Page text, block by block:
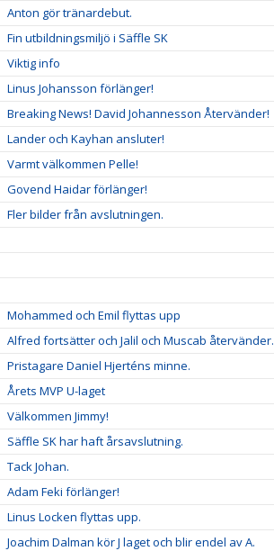
Anton gör tränardebut.
Fin utbildningsmiljö i Säffle SK
Viktig info
Linus Johansson förlänger!
Breaking News! David Johannesson Återvänder!
Lander och Kayhan ansluter!
Varmt välkommen Pelle!
Govend Haidar förlänger!
Fler bilder från avslutningen.
Mohammed och Emil flyttas upp
Alfred fortsätter och Jalil och Muscab återvänder.
Pristagare Daniel Hjerténs minne.
Årets MVP U-laget
Välkommen Jimmy!
Säffle SK har haft årsavslutning.
Tack Johan.
Adam Feki förlänger!
Linus Locken flyttas upp.
Joachim Dalman kör J laget och blir endel av A.